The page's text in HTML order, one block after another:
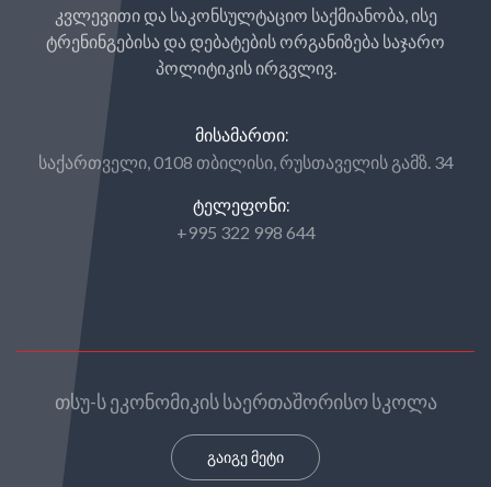
კვლევითი და საკონსულტაციო საქმიანობა, ისე
ტრენინგებისა და დებატების ორგანიზება საჯარო
პოლიტიკის ირგვლივ.
ᲛᲘᲡᲐᲛᲐᲠᲗᲘ:
საქართველი, 0108 თბილისი, რუსთაველის გამზ. 34
ᲢᲔᲚᲔᲤᲝᲜᲘ:
+995 322 998 644
თსუ-ს ეკონომიკის საერთაშორისო სკოლა
გაიგე მეტი